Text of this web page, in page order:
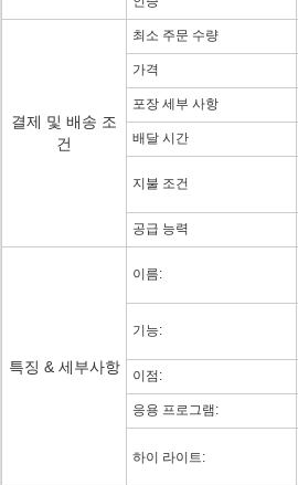
결제 및 배송 조
건
최소 주문 수량
가격
포장 세부 사항
배달 시간
지불 조건
공급 능력
특징 & 세부사항
이름:
기능:
이점:
응용 프로그램:
하이 라이트: